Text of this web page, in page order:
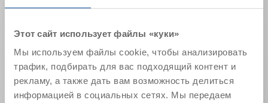
Этот сайт использует файлы «куки»
Мы используем файлы cookie, чтобы анализировать
трафик, подбирать для вас подходящий контент и
рекламу, а также дать вам возможность делиться
информацией в социальных сетях. Мы передаем
Уровень рН (20 °C) ~ 10,5
Указанные значения представляют собой типичные
характеристики продукта и не могут рассматриваться
как обязательные спецификации продукта.